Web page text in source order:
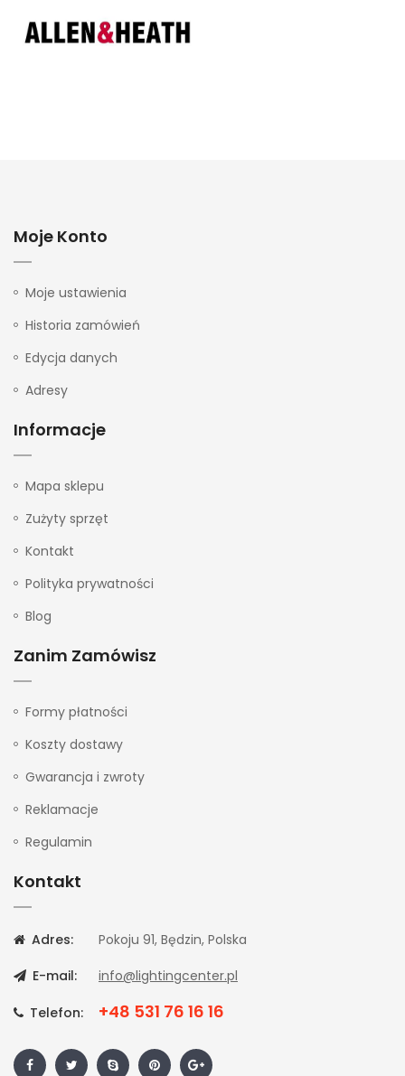
Moje Konto
Moje ustawienia
Historia zamówień
Edycja danych
Adresy
Informacje
Mapa sklepu
Zużyty sprzęt
Kontakt
Polityka prywatności
Blog
Zanim Zamówisz
Formy płatności
Koszty dostawy
Gwarancja i zwroty
Reklamacje
Regulamin
Kontakt
Adres:
Pokoju 91, Będzin, Polska
E-mail:
info@lightingcenter.pl
Telefon: +48 531 76 16 16